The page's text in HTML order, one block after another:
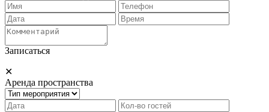
Записаться
✕
Аренда пространства